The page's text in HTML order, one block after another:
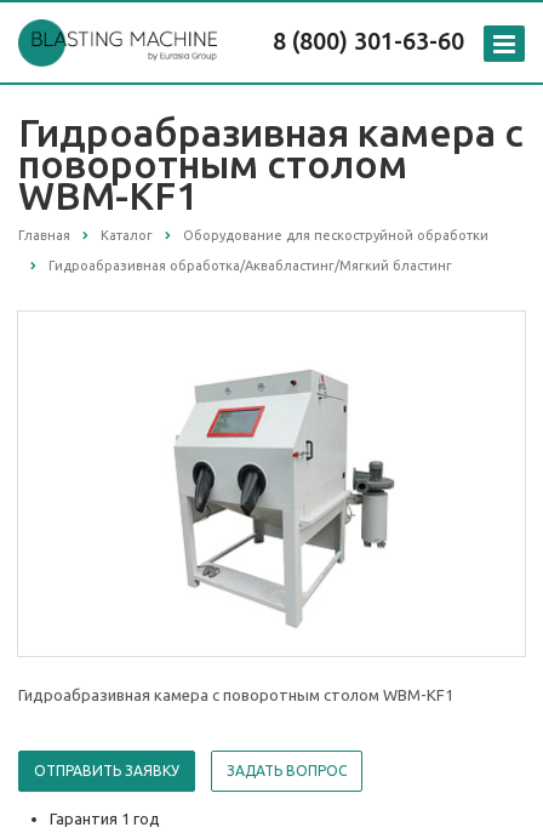
8 (800) 301-63-60
Гидроабразивная камера с
поворотным столом
WBM-KF1
Главная Каталог Оборудование для пескоструйной обработки
Гидроабразивная обработка/Аквабластинг/Мягкий бластинг
Гидроабразивная камера с поворотным столом WBM-KF1
ОТПРАВИТЬ ЗАЯВКУ ЗАДАТЬ ВОПРОС
Гарантия 1 год